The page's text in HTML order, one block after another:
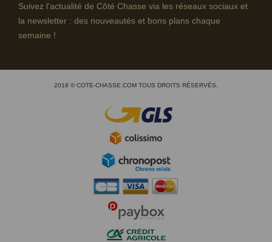
Suivez l'actualité de Côté Chasse via les réseaux sociaux et
la newsletter : des nouveautés et bons plans chaque
semaine !
2018 © COTE-CHASSE.COM TOUS DROITS RÉSERVÉS.